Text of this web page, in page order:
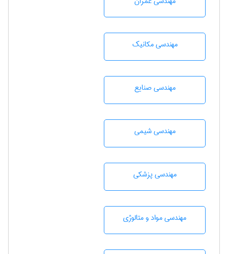
مهندسی مکانیک
مهندسی صنايع
مهندسي شيمی
مهندسی پزشکی
مهندسی مواد و متالوژی